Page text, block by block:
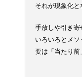
それが現象化と
手放しや引き寄
いろいろとメ
要は「当たり前